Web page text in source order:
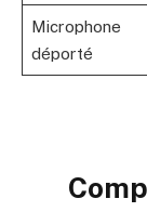
Microphone
déporté